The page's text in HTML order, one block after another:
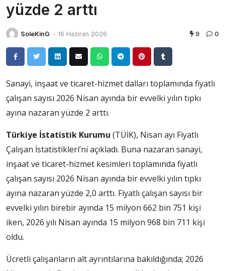
yüzde 2 arttı
SoleKinG - 16 Haziran 2026 9 0
Sanayi, inşaat ve ticaret-hizmet dalları toplamında fiyatlı
çalışan sayısı 2026 Nisan ayında bir evvelki yılın tıpkı
ayına nazaran yüzde 2 arttı.
Türkiye İstatistik Kurumu (TÜİK), Nisan ayı Fiyatlı
Çalışan İstatistikleri’ni açıkladı. Buna nazaran sanayi,
inşaat ve ticaret-hizmet kesimleri toplamında fiyatlı
çalışan sayısı 2026 Nisan ayında bir evvelki yılın tıpkı
ayına nazaran yüzde 2,0 arttı. Fiyatlı çalışan sayısı bir
evvelki yılın birebir ayında 15 milyon 662 bin 751 kişi
iken, 2026 yılı Nisan ayında 15 milyon 968 bin 711 kişi
oldu.
Ücretli çalışanların alt ayrıntılarına bakıldığında; 2026